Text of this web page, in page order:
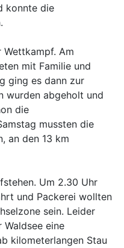
konnte die
Wettkampf. Am
mit Familie und
ging es dann zur
wurden abgeholt und
die
mussten die
an den 13 km
Um 2.30 Uhr
und Packerei wollten
sein. Leider
eine
kilometerlangen Stau